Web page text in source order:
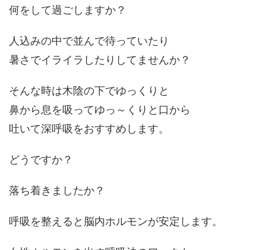
何をして過ごしますか？
人込みの中で並んで待っていたり
暑さでイライラしたりしてませんか？
そんな時は木陰の下でゆっくりと
鼻から息を吸ってゆっ～くりと口から
吐いて深呼吸をおすすめします。
どうですか？
落ち着きましたか？
呼吸を整えると脳内ホルモンが安定します。